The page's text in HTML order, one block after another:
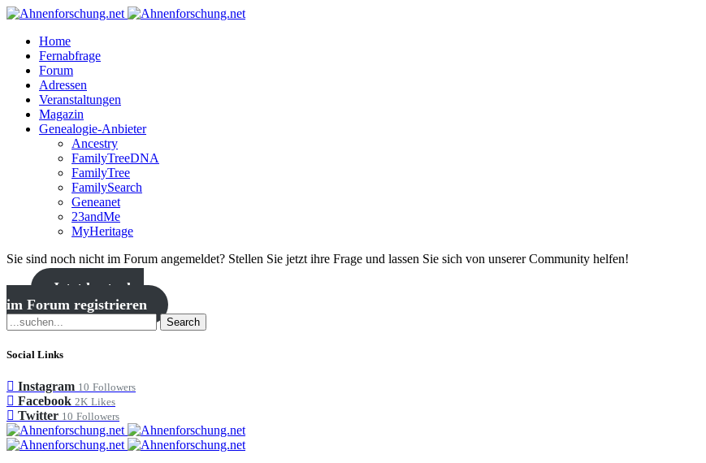
Home
Fernabfrage
Forum
Adressen
Veranstaltungen
Magazin
Genealogie-Anbieter
Ancestry
FamilyTreeDNA
FamilyTree
FamilySearch
Geneanet
23andMe
MyHeritage
Sie sind noch nicht im Forum angemeldet? Stellen Sie jetzt ihre Frage und lassen Sie sich von unserer Community helfen!
Jetzt kostenlos
im Forum registrieren
Search
Social Links
Instagram 10 Followers
Facebook 2K Likes
Twitter 10 Followers